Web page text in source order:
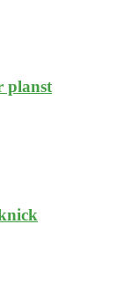
planst